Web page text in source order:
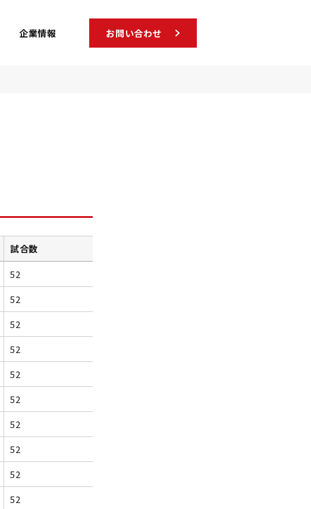
企業情報 お問い合わせ
試合数
52
52
52
52
52
52
52
52
52
52